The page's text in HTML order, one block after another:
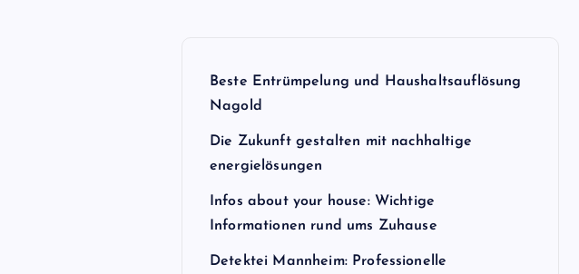
Beste Entrümpelung und Haushaltsauflösung
Nagold
Die Zukunft gestalten mit nachhaltige
energielösungen
Infos about your house: Wichtige
Informationen rund ums Zuhause
Detektei Mannheim: Professionelle